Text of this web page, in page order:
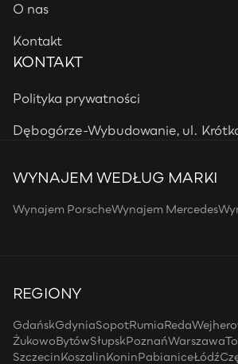
O nas
Kontakt
KONTAKT
Polityka prywatności
Dębogórze-Wybudowanie, ul.
WYNAJEM WEDŁUG MARKI
Wynajem PorscheWynajem Mercedes
REGIONY
GdańskGdyniaSopotRumiaReda
ŻukowoBytówSłupskPoznańWarszawa
SzczecinKoszalinKoninPabianiceŁódź